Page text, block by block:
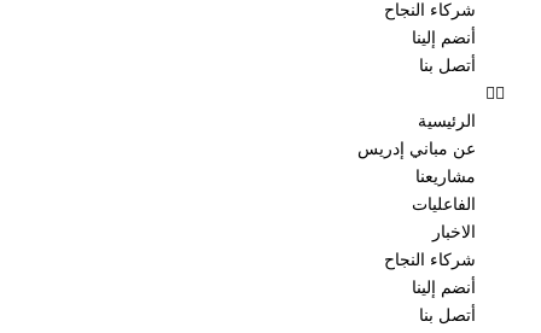
شركاء النجاح
أنضم إلينا
أتصل بنا
الرئيسية
عن مباني إدريس
مشاريعنا
الفاعليات
الاخبار
شركاء النجاح
أنضم إلينا
أتصل بنا